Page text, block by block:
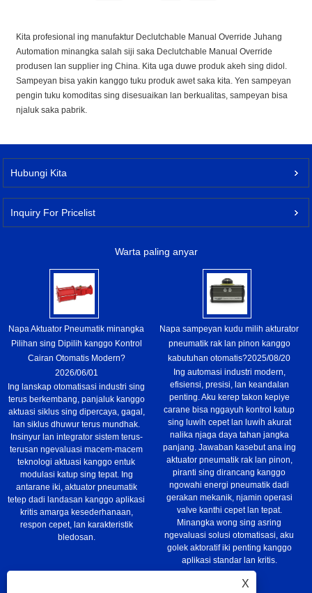
Kita profesional ing manufaktur Declutchable Manual Override Juhang
Automation minangka salah siji saka Declutchable Manual Override
produsen lan supplier ing China. Kita uga duwe produk akeh sing didol.
Sampeyan bisa yakin kanggo tuku produk awet saka kita. Yen sampeyan
pengin tuku komoditas sing disesuaikan lan berkualitas, sampeyan bisa
njaluk saka pabrik.
Hubungi Kita
Inquiry For Pricelist
Warta paling anyar
Napa Aktuator Pneumatik minangka
Pilihan sing Dipilih kanggo Kontrol
Cairan Otomatis Modern?
2026/06/01
Ing lanskap otomatisasi industri sing
terus berkembang, panjaluk kanggo
aktuasi siklus sing dipercaya, gagal,
lan siklus dhuwur terus mundhak.
Insinyur lan integrator sistem terus-
terusan ngevaluasi macem-macem
teknologi aktuasi kanggo entuk
modulasi katup sing tepat. Ing
antarane iki, aktuator pneumatik
tetep dadi landasan kanggo aplikasi
kritis amarga kesederhanaan,
respon cepet, lan karakteristik
bledosan.
Napa sampeyan kudu milih akturator
pneumatik rak lan pinon kanggo
kabutuhan otomatis?2025/08/20
Ing automasi industri modern,
efisiensi, presisi, lan keandalan
penting. Aku kerep takon kepiye
carane bisa nggayuh kontrol katup
sing luwih cepet lan luwih akurat
nalika njaga daya tahan jangka
panjang. Jawaban kasebut ana ing
aktuator pneumatik rak lan pinon,
piranti sing dirancang kanggo
ngowahi energi pneumatik dadi
gerakan mekanik, njamin operasi
valve kanthi cepet lan tepat.
Minangka wong sing asring
ngevaluasi solusi otomatisasi, aku
golek aktoratif iki penting kanggo
aplikasi standar lan kritis.
X